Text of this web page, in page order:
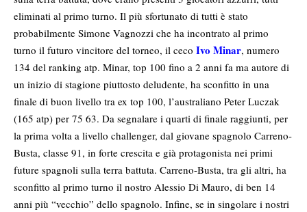
eliminati al primo turno. Il più sfortunato di tutti è stato
probabilmente Simone Vagnozzi che ha incontrato al primo
turno il futuro vincitore del torneo, il ceco Ivo Minar, numero
134 del ranking atp. Minar, top 100 fino a 2 anni fa ma autore di
un inizio di stagione piuttosto deludente, ha sconfitto in una
finale di buon livello tra ex top 100, l’australiano Peter Luczak
(165 atp) per 75 63. Da segnalare i quarti di finale raggiunti, per
la prima volta a livello challenger, dal giovane spagnolo Carreno-
Busta, classe 91, in forte crescita e già protagonista nei primi
future spagnoli sulla terra battuta. Carreno-Busta, tra gli altri, ha
sconfitto al primo turno il nostro Alessio Di Mauro, di ben 14
anni più “vecchio” dello spagnolo. Infine, se in singolare i nostri